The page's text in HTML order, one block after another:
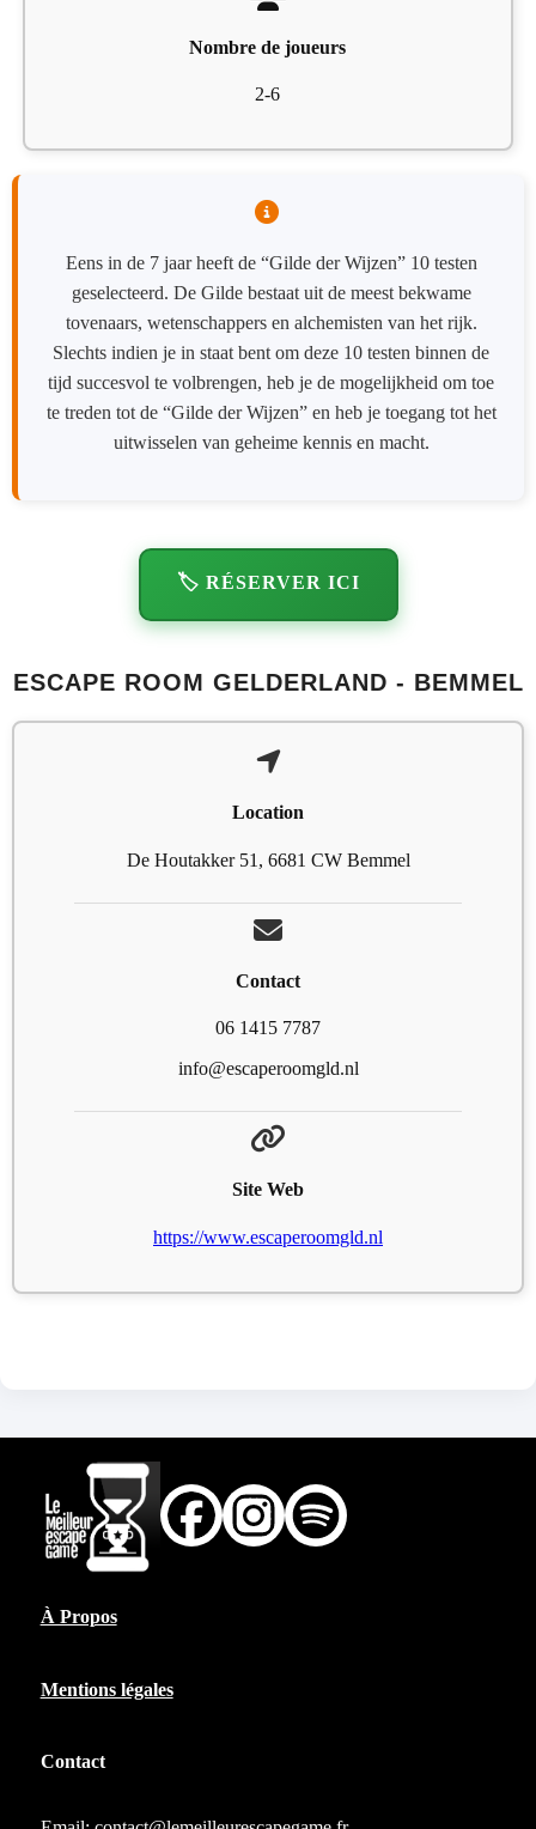
Nombre de joueurs
2-6
Eens in de 7 jaar heeft de “Gilde der Wijzen” 10 testen
geselecteerd. De Gilde bestaat uit de meest bekwame
tovenaars, wetenschappers en alchemisten van het rijk.
Slechts indien je in staat bent om deze 10 testen binnen de
tijd succesvol te volbrengen, heb je de mogelijkheid om toe
te treden tot de “Gilde der Wijzen” en heb je toegang tot het
uitwisselen van geheime kennis en macht.
🏷️ RÉSERVER ICI
ESCAPE ROOM GELDERLAND - BEMMEL
Location
De Houtakker 51, 6681 CW Bemmel
Contact
06 1415 7787
info@escaperoomgld.nl
Site Web
https://www.escaperoomgld.nl
À Propos
Mentions légales
Contact